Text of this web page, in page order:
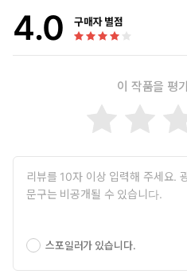
2년여 만에 어떻게 월세부자 시
들려주며, 셰어하우스, 에어비앤
클라우드 등 큰돈 없이 시작하여
투자를 소개한다. 예를 들어 저자
줄 월세를 제하고도 월 142만원
1,500만원 정도를 들여서 말이다.
저자들은 이를 모아 종잣돈으로
만에 7개 지점으로 늘리고 월급
이후로 경공매를 기반으로 주거
터, 셰어하우스, 공유 오피스 등 여
하고 있다. 또한 폭넓은 실전투자
그’를 운영 중이며 여러 분야의 실
『무조건 성공하는 지식산업센터
4.0 구매자 별점
이 작품을 평
스포일러가 있습니다.